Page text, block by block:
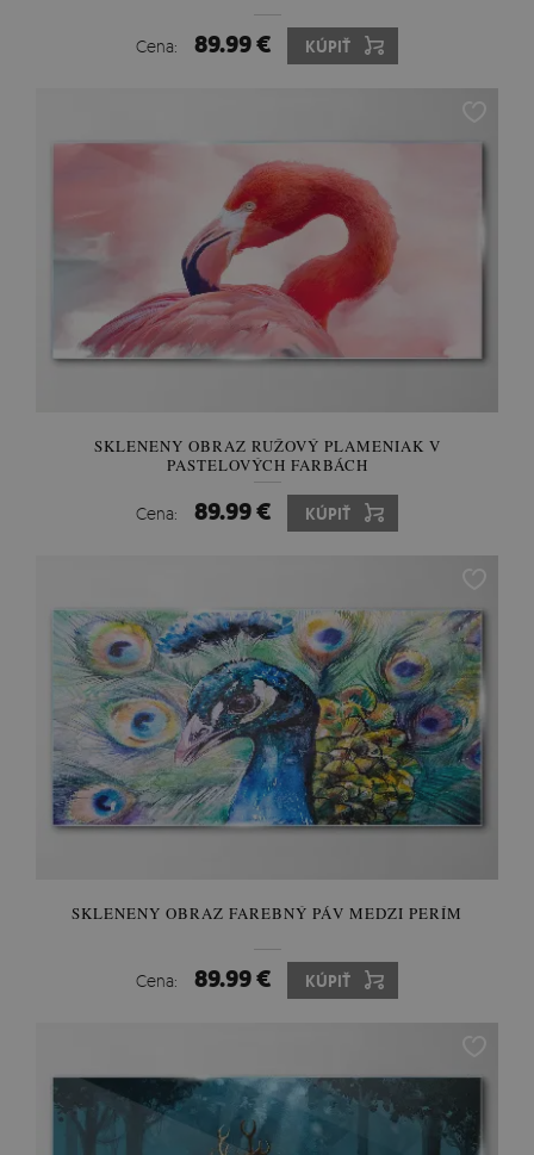
Cena: 89.99 € KÚPIŤ
SKLENENY OBRAZ RUŽOVÝ PLAMENIAK V
PASTELOVÝCH FARBÁCH
Cena: 89.99 € KÚPIŤ
SKLENENY OBRAZ FAREBNÝ PÁV MEDZI PERÍM
Cena: 89.99 € KÚPIŤ